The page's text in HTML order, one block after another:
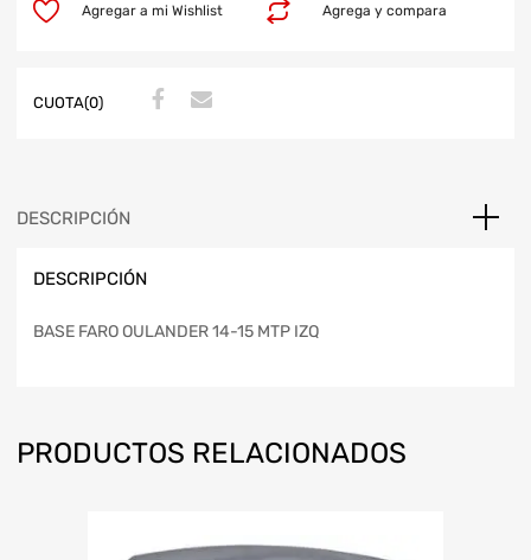
Agrega y compara
Agregar a mi Wishlist
CUOTA(0)
DESCRIPCIÓN
DESCRIPCIÓN
BASE FARO OULANDER 14-15 MTP IZQ
PRODUCTOS RELACIONADOS